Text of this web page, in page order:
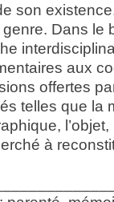
son
Dans le
aux
offertes
telles que la
à